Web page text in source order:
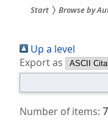
sind
hier:
Start Browse by
Up a level
Export as
Number of items: 7